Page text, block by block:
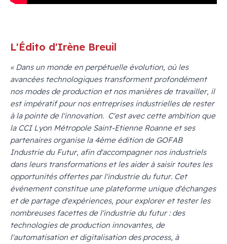
L'Édito d'Irène Breuil
« Dans un monde en perpétuelle évolution, où les
avancées technologiques transforment profondément
nos modes de production et nos manières de travailler, il
est impératif pour nos entreprises industrielles de rester
à la pointe de l'innovation. C'est avec cette ambition que
la CCI Lyon Métropole Saint-Etienne Roanne et ses
partenaires organise la 4ème édition de GOFAB
Industrie du Futur, afin d'accompagner nos industriels
dans leurs transformations et les aider à saisir toutes les
opportunités offertes par l'industrie du futur. Cet
événement constitue une plateforme unique d'échanges
et de partage d'expériences, pour explorer et tester les
nombreuses facettes de l'industrie du futur : des
technologies de production innovantes, de
l'automatisation et digitalisation des process, à